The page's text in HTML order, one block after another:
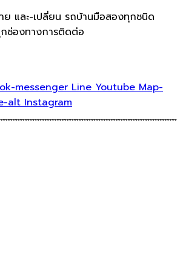
และ-เปลี่ยน รถบ้านมือสองทุกชนิด
ช่องทางการติดต่อ
messenger Line Youtube Map-
alt Instagram